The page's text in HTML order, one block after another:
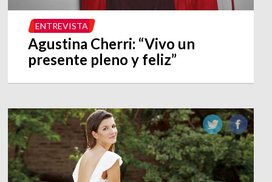
ENTREVISTA
Agustina Cherri: “Vivo un
presente pleno y feliz”